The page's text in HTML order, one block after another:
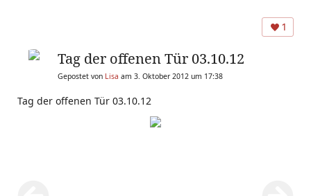
1
Tag der offenen Tür 03.10.12
Gepostet von Lisa am 3. Oktober 2012 um 17:38
Tag der offenen Tür 03.10.12